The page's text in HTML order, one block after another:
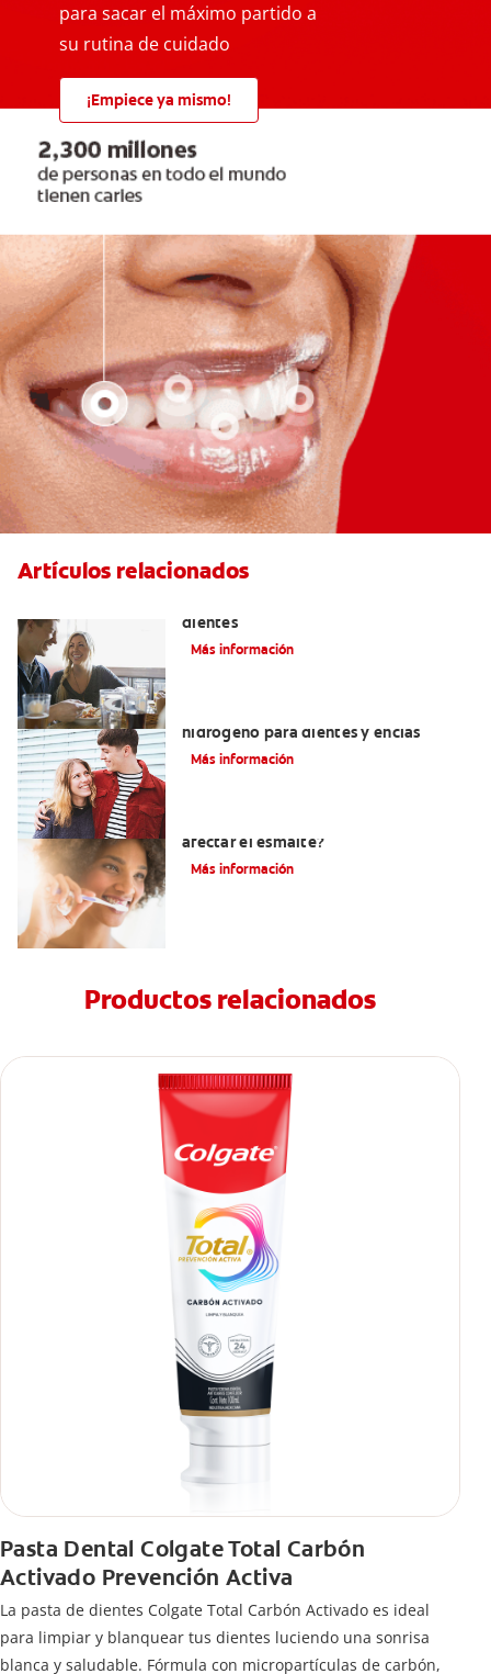
para sacar el máximo partido a
su rutina de cuidado
¡Empiece ya mismo!
Artículos relacionados
dientes
Más información
hidrógeno para dientes y encías
Más información
afectar el esmalte?
Más información
Productos relacionados
Pasta Dental Colgate Total Carbón
Activado Prevención Activa
La pasta de dientes Colgate Total Carbón Activado es ideal
para limpiar y blanquear tus dientes luciendo una sonrisa
blanca y saludable. Fórmula con micropartículas de carbón,